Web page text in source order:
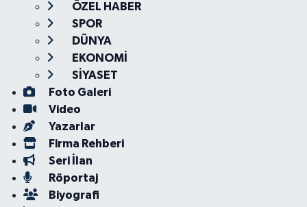
ÖZEL HABER
SPOR
DÜNYA
EKONOMİ
SİYASET
Foto Galeri
Video
Yazarlar
Firma Rehberi
Seri İlan
Röportaj
Biyografi